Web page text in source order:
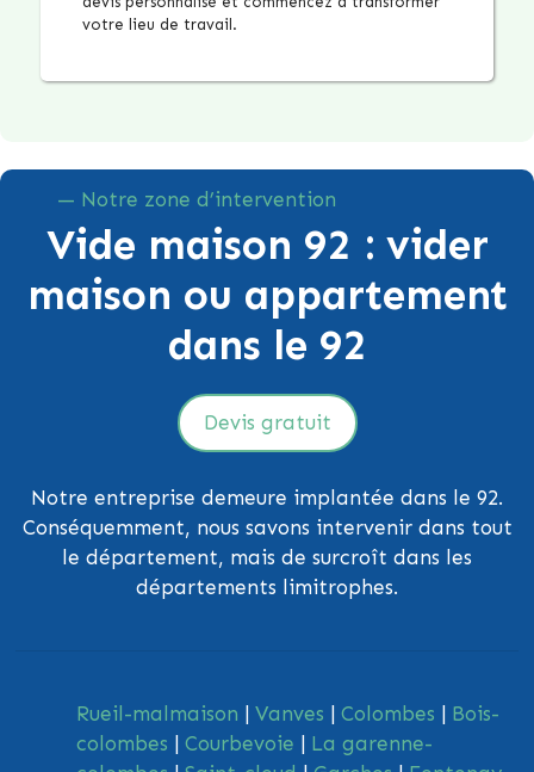
votre lieu de travail.
— Notre zone d’intervention
Vide maison 92 : vider
maison ou appartement
dans le 92
Devis gratuit
Notre entreprise demeure implantée dans le 92.
Conséquemment, nous savons intervenir dans tout
le département, mais de surcroît dans les
départements limitrophes.
Rueil-malmaison |Vanves |Colombes | Bois-
colombes |Courbevoie | La garenne-